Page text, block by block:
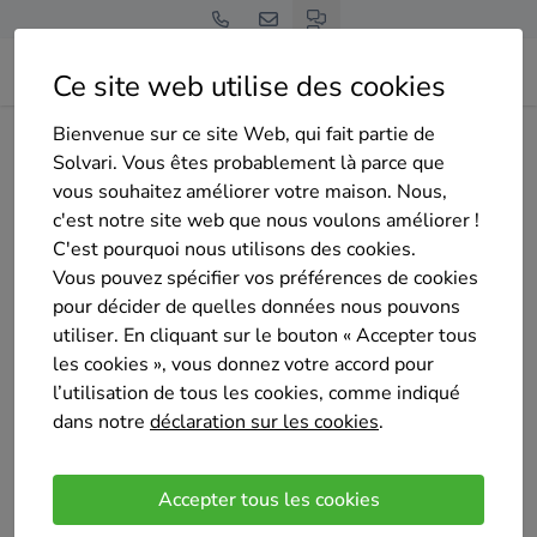
Ce site web utilise des cookies
Bienvenue sur ce site Web, qui fait partie de
Solvari. Vous êtes probablement là parce que
vous souhaitez améliorer votre maison. Nous,
c'est notre site web que nous voulons améliorer !
C'est pourquoi nous utilisons des cookies.
Vous pouvez spécifier vos préférences de cookies
pour décider de quelles données nous pouvons
utiliser. En cliquant sur le bouton « Accepter tous
les cookies », vous donnez votre accord pour
l’utilisation de tous les cookies, comme indiqué
dans notre déclaration sur les cookies.
Accepter tous les cookies
Home Panneaux solaires Hainaut
Montigny-le-Tilleul
Sch Technics
Sch Technics
Sélectionné 2 fois
/5
(7 avis)
SCH Technics : Votre partenaire en sécurité et